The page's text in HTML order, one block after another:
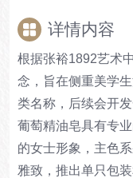
详情内容
根据张裕1892艺术
念，旨在侧重美学
类名称，后续会开
葡萄精油皂具有专
的女士形象，主色
雅致，推出单只包